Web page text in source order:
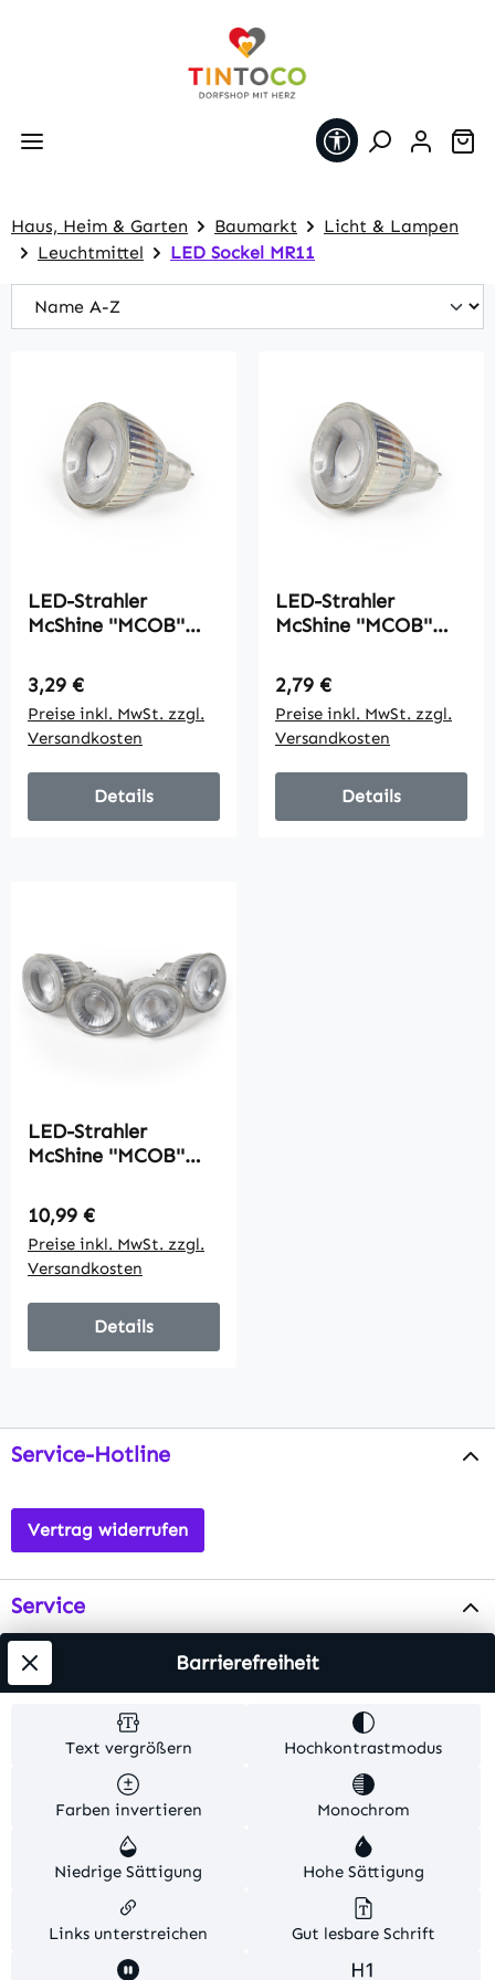
Werkzeugleiste
Haus, Heim & Garten Baumarkt
Licht & Lampen
Leuchtmittel
LED Sockel MR11
LED-Strahler
McShine ''MCOB''
lm, neutralweiß
Regulärer Preis:
3,29 €
Preise inkl. MwSt. zzgl.
Versandkosten
Details
LED-Strahler
McShine ''MCOB''
lm, warmweiß
Regulärer Preis:
2,79 €
Preise inkl. MwSt. zzgl.
Versandkosten
Details
LED-Strahler
McShine ''MCOB''
250lm, warmweiß,
4er-Pack
Regulärer Preis:
10,99 €
Preise inkl. MwSt. zzgl.
Versandkosten
Details
Service-Hotline
Vertrag widerrufen
Service
Info
Alle Preise inkl. gesetzl. Mehrwertsteuer zzgl.
Versandkosten . Alle Artikelangaben sind
Herstellerangaben und ohne Gewähr.
© 2026 MKV24 – Alle Rechte vorbehalten. Theme by
TC-Innovations
Text vergrößern Hochkontrastmodus
Farben invertieren Monochrom
Niedrige Sättigung Hohe Sättigung
Links unterstreichen Gut lesbare Schrift
Barrierefreiheit